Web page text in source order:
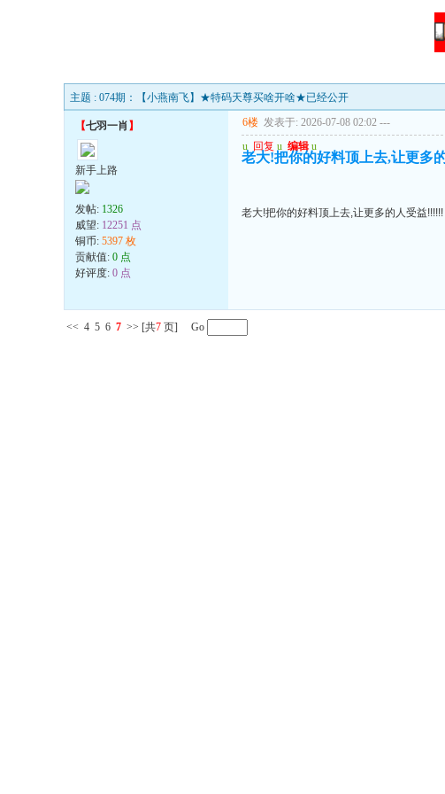
主题 : 074期：【小燕南飞】★特码天尊买啥开啥★已经公开
【七羽一肖 】
新手上路
发帖: 1326
威望: 12251 点
铜币: 5397 枚
贡献值: 0 点
好评度: 0 点
6楼 发表于: 2026-07-08 02:02 ---
u 回复 u 编辑 u
老大!把你的好料顶上去,让更多
老大!把你的好料顶上去,让更多的人受益!!!!!!
<< 4 5 6 7 >> [共7 页] Go